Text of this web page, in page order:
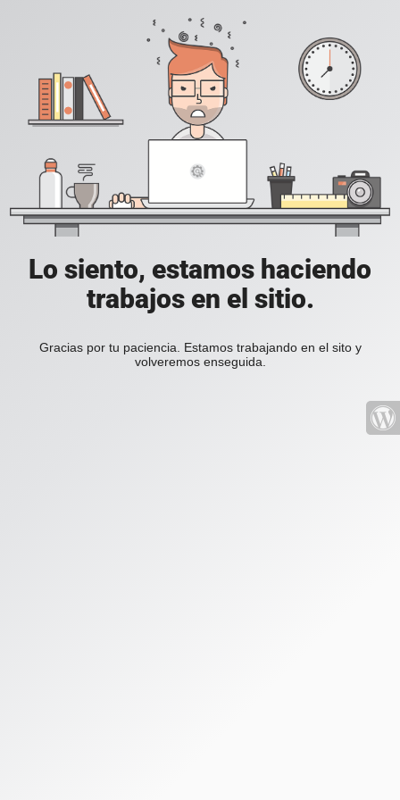
Lo siento, estamos haciendo
trabajos en el sitio.
Gracias por tu paciencia. Estamos trabajando en el sito y
volveremos enseguida.